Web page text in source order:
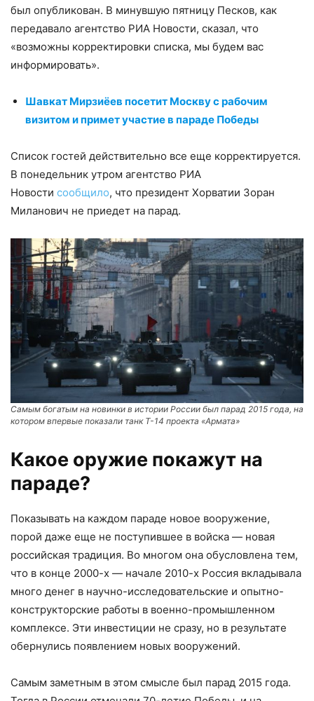
был опубликован. В минувшую пятницу Песков, как
передавало агентство РИА Новости, сказал, что
«возможны корректировки списка, мы будем вас
информировать».
Шавкат Мирзиёев посетит Москву с рабочим
визитом и примет участие в параде Победы
Список гостей действительно все еще корректируется.
В понедельник утром агентство РИА
Новости сообщило, что президент Хорватии Зоран
Миланович не приедет на парад.
Самым богатым на новинки в истории России был парад 2015 года, на
котором впервые показали танк Т-14 проекта «Армата»
Какое оружие покажут на
параде?
Показывать на каждом параде новое вооружение,
порой даже еще не поступившее в войска — новая
российская традиция. Во многом она обусловлена тем,
что в конце 2000-х — начале 2010-х Россия вкладывала
много денег в научно-исследовательские и опытно-
конструкторские работы в военно-промышленном
комплексе. Эти инвестиции не сразу, но в результате
обернулись появлением новых вооружений.
Самым заметным в этом смысле был парад 2015 года.